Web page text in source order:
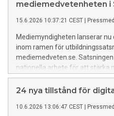
som gäller utbildningsutbudet
mediemedvetenheten i
15.6.2026 10:37:21 CEST
Mediemyndigheten lanserar nu
inom ramen för
mediemedveten.se.
nationella arbete för att stärka
informationskunnigheten (MIK)
24 nya tillstånd för
10.6.2026 13:06:47 CEST